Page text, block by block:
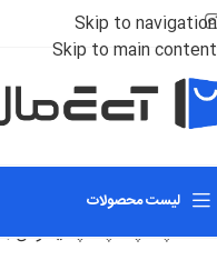
Skip to navigation
Skip to main content
لیست محصولات
خانه لپ تاپ لپ تاپ ایسوس | Asus Laptop